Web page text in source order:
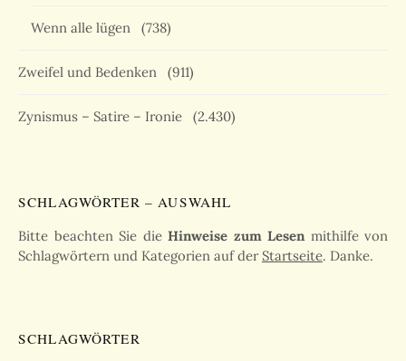
Wenn alle lügen (738)
Zweifel und Bedenken (911)
Zynismus – Satire – Ironie (2.430)
SCHLAGWÖRTER – AUSWAHL
Bitte beachten Sie dieHinweise zum Lesenmithilfe von
Schlagwörtern und Kategorien auf der Startseite. Danke.
SCHLAGWÖRTER